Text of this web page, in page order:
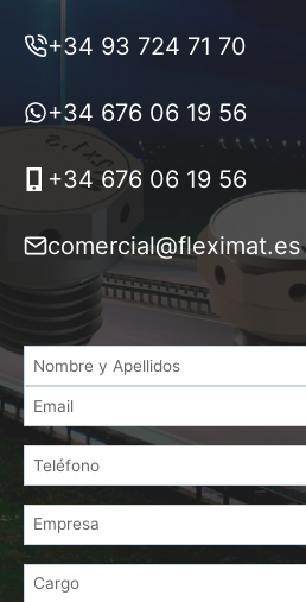
+34 93 724 71 70
+34 676 06 19 56
+34 676 06 19 56
comercial@fleximat.es